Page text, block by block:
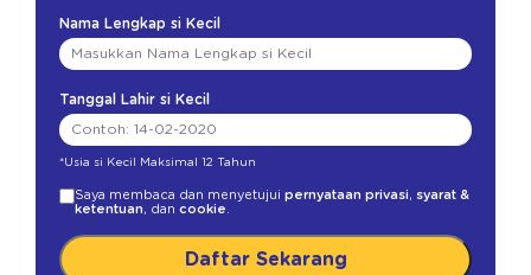
Nama Lengkap si Kecil
Tanggal Lahir si Kecil
*Usia si Kecil Maksimal 12 Tahun
Saya membaca dan menyetujui pernyataan privasi, syarat &
ketentuan, dan cookie
Daftar Sekarang